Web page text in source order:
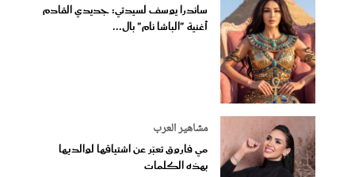
ساندرا يوسف لسيدتي: جديدي القادم
أغنية "الباشا نام" بال...
مشاهير العرب
مي فاروق تعبّر عن اشتياقها لوالديها
بهذه الكلمات